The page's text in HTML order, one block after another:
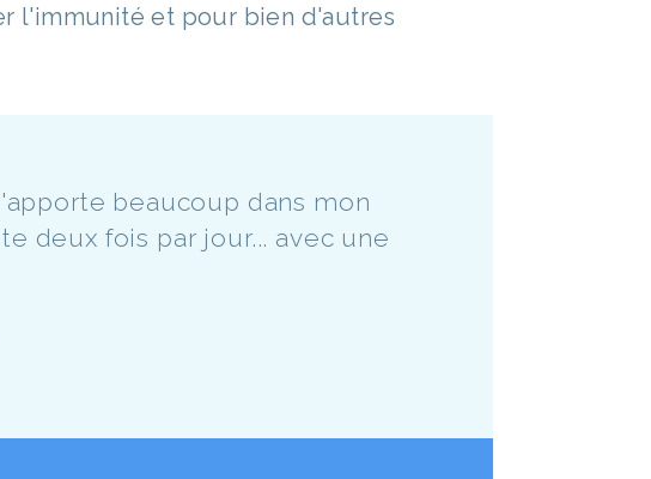
l'immunité et pour bien d'autres
beaucoup dans mon
deux fois par jour... avec une